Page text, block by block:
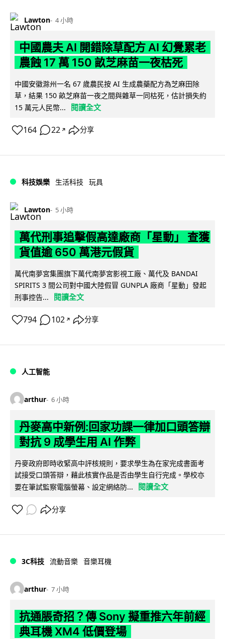
Lawton 4 小時
中國農夫 AI 開錯除草配方 AI 幻覺累老
農蝕 17 萬 150 畝芝麻苗一夜枯死
中國安徽滁州一名 67 歲農民按 AI 生成農藥配方為芝麻田除
草，結果 150 畝芝麻苗一夜之間與雜草一同枯死，估計損失約
15 萬元人民幣...
閱讀全文
164 22 ↗ 分享
科技娛樂 生活科技 玩具
Lawton 5 小時
萬代刑事追擊假高達廠商「星動」 查獲
貨值逾 650 萬港元假貨
萬代南夢宮集團旗下萬代南夢宮影視工廠、萬代及 BANDAI
SPIRITS 3 間公司對中國大陸假冒 GUNPLA 廠商「星動」發起
刑事控告...
閱讀全文
794 102 ↗ 分享
人工智能
arthur 6 小時
丹麥高中新例:回家功課一律加口頭答辯
對抗 9 成學生用 AI 作弊
丹麥政府即時收緊高中評核規則，要求學生為在家完成書面考
試接受口頭答辯，藉此核實作品是否由學生自行完成。學校亦
要在筆試監察電腦螢幕、設定網絡防...
閱讀全文
分享
3C科技 流動音樂 音樂耳機
arthur 7 小時
抗通脹奇招？傳 Sony 擬重推六年前經
典耳機 XM4 低價登場